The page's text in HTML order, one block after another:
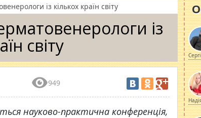
із кількох країн світу
із
світу
949
науково-практична конференція,